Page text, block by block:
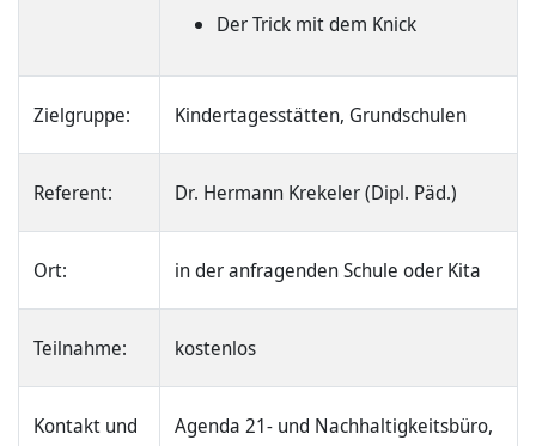
Der Trick mit dem Knick
Zielgruppe: Kindertagesstätten, Grundschulen
Referent: Dr. Hermann Krekeler (Dipl. Päd.)
Ort: in der anfragenden Schule oder Kita
Teilnahme: kostenlos
Kontakt und
Agenda 21- und Nachhaltigkeitsbüro,